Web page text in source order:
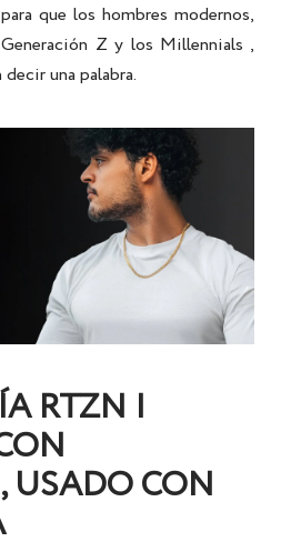
que los hombres modernos,
Z y los Millennials ,
una palabra.
RTZN |
CON